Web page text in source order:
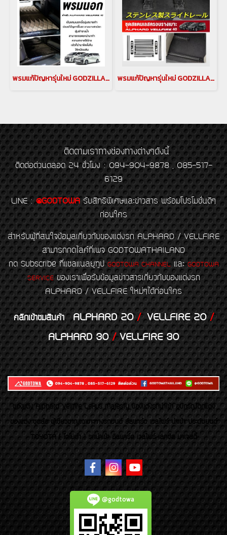
พรมแก้ปัญหารุ่นใหม่ GODZILLA HYBRID MAT สำหรับ ALPHARD VELLFIRE 40 พรมalphard พรมVellfire พรมปูพื้นรถยนต์ พรมอัลพาร์ด พรมเวลไฟร์ alphard Floor Mat Vellfire Floor Mat(copy)(copy) พรมแก้ปัญหารุ่นใหม่ GODZILLA HYBRID MAT สำหรับ ALPHARD VELLFIRE 40 พรมalphard พรมVellfire พรมปูพื้นรถยนต์ พรมอัลพาร์ด พรมเวลไฟร์ alphard Floor Mat Vellfire Floor Mat(copy)(copy)
ติดตามเราทางช่องทางต่างๆดังนี้
ติดต่อด่วนตลอด 24 ชั่วโมง : 094-904-9878 , 085-517-
6129
LINE : @GODTOWA รับสิทธิพิเศษและข่าวสาร พร้อมโปรโมชั่นดีๆ
ก่อนใคร
สำหรับผู้ที่สนใจข้อมูลเกี่ยวกับของแต่งรถ ALPHARD / VELLFIRE
สามารถกดไลค์ที่เพจ GODTOWATHAILAND
กด Subscribe ที่แชลแนลยูทูป GODTOWA CHANNELและGODTOWA
SERVICEของเราเพื่อรับข้อมูลข่าวสารเกี่ยวกับของแต่งรถ
ALPHARD / VELLFIRE ใหม่ๆได้ก่อนใคร
คลิกเข้าชมสินค้า ALPHARD 20/VELLFIRE 20/
ALPHARD 30/VELLFIRE 30
ของเเต่ง Alphard Vellfire Lexus Majesty ของเเต่งรถนำเข้า อุปกรณ์ตกแต่ง
ของแต่ง ชุดล้อ ผู้เชี่ยวชาญเฉพาะทางรถยนต์ อัลพาร์ด เวลไฟร์ นำเข้า ประดับยนต์
TOYOTA ( โตโยต้า ) รถนำเข้า อัลพาร์ด เวลไฟร์ เลกซัส มาเจสตี้
@godtowa